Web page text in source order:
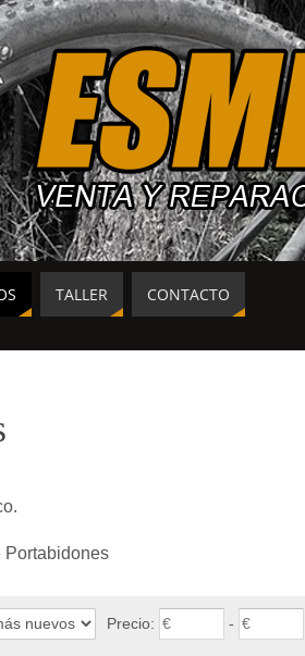
TALLER CONTACTO
Portabidones
Precio: -